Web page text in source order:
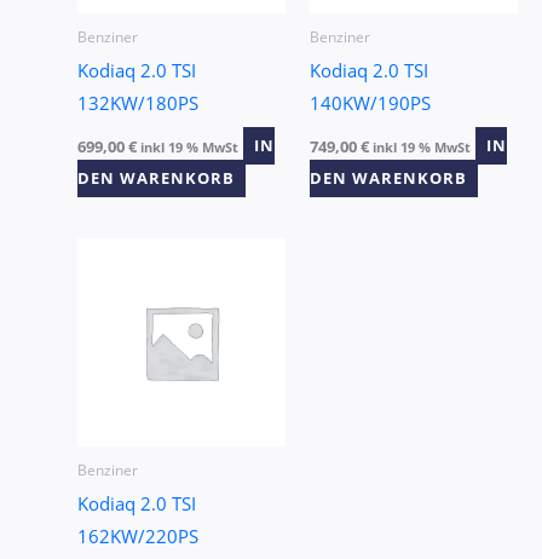
Benziner
Kodiaq 2.0 TSI
132KW/180PS
699,00€ inkl 19 % MwSt
IN
DEN WARENKORB
Benziner
Kodiaq 2.0 TSI
140KW/190PS
749,00€ inkl 19 % MwSt
IN
DEN WARENKORB
Benziner
Kodiaq 2.0 TSI
162KW/220PS